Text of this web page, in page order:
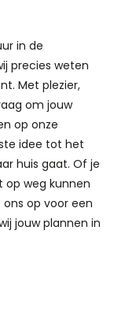
in de
precies weten
Met plezier,
om jouw
op onze
idee tot het
huis gaat. Of je
weg kunnen
op voor een
jouw plannen in